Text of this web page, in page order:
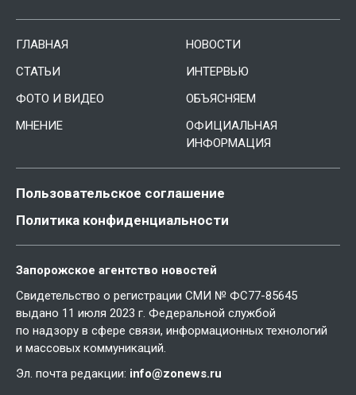
ГЛАВНАЯ
НОВОСТИ
СТАТЬИ
ИНТЕРВЬЮ
ФОТО И ВИДЕО
ОБЪЯСНЯЕМ
МНЕНИЕ
ОФИЦИАЛЬНАЯ
ИНФОРМАЦИЯ
Пользовательское соглашение
Политика конфиденциальности
Запорожское агентство новостей
Свидетельство о регистрации СМИ № ФС77-85645
выдано 11 июля 2023 г. Федеральной службой
по надзору в сфере связи, информационных технологий
и массовых коммуникаций.
Эл. почта редакции: info@zonews.ru